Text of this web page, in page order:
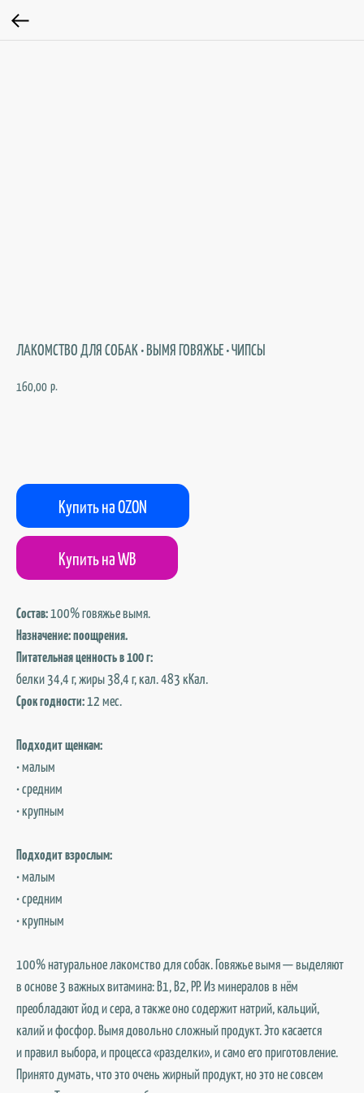
ЛАКОМСТВО ДЛЯ СОБАК • ВЫМЯ ГОВЯЖЬЕ • ЧИПСЫ
160,00 р.
Купить на OZON
Купить на WB
Состав:100% говяжье вымя.
Назначение: поощрения.
Питательная ценность в 100 г:
белки 34,4 г, жиры 38,4 г, кал. 483 кКал.
Срок годности:12 мес.
Подходит щенкам:
• малым
• средним
• крупным
Подходит взрослым:
• малым
• средним
• крупным
100% натуральное лакомство для собак. Говяжье вымя — выделяют
в основе 3 важных витамина: В1, В2, РР. Из минералов в нём
преобладают йод и сера, а также оно содержит натрий, кальций,
калий и фосфор. Вымя довольно сложный продукт. Это касается
и правил выбора, и процесса «разделки», и само его приготовление.
Принято думать, что это очень жирный продукт, но это не совсем